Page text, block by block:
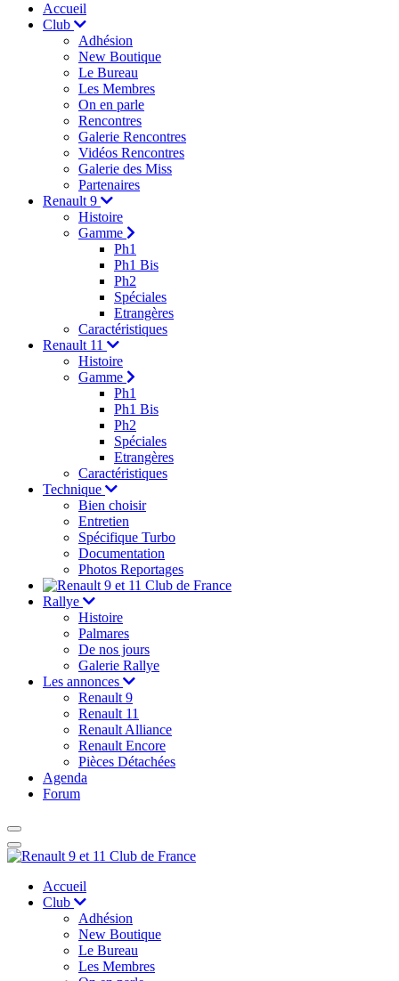
Accueil
Club
Adhésion
New Boutique
Le Bureau
Les Membres
On en parle
Rencontres
Galerie Rencontres
Vidéos Rencontres
Galerie des Miss
Partenaires
Renault 9
Histoire
Gamme
Ph1
Ph1 Bis
Ph2
Spéciales
Etrangères
Caractéristiques
Renault 11
Histoire
Gamme
Ph1
Ph1 Bis
Ph2
Spéciales
Etrangères
Caractéristiques
Technique
Bien choisir
Entretien
Spécifique Turbo
Documentation
Photos Reportages
Rallye
Histoire
Palmares
De nos jours
Galerie Rallye
Les annonces
Renault 9
Renault 11
Renault Alliance
Renault Encore
Pièces Détachées
Agenda
Forum
Accueil
Club
Adhésion
New Boutique
Le Bureau
Les Membres